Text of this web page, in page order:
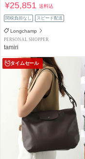
¥25,851送料込
関税負担なし スピード配送
Longchamp
PERSONAL SHOPPER
tamiri
タイムセール